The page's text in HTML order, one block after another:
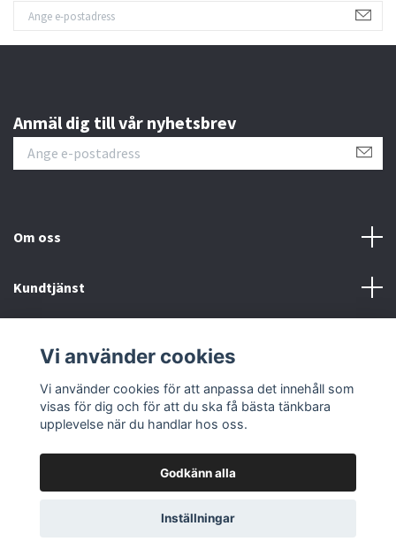
Anmäl dig till vår nyhetsbrev
Om oss
Kundtjänst
Sociala medier
© 2026 Samlartorget
Vi använder cookies
Vi använder cookies för att anpassa det innehåll som
visas för dig och för att du ska få bästa tänkbara
upplevelse när du handlar hos oss.
Godkänn alla
Inställningar